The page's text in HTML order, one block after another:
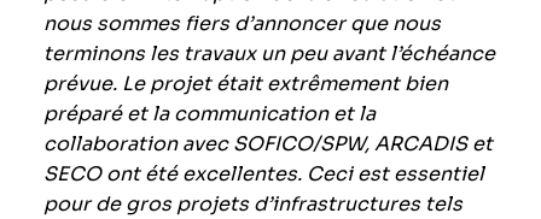
nous sommes fiers d’annoncer que nous
terminons les travaux un peu avant l’échéance
prévue. Le projet était extrêmement bien
préparé et la communication et la
collaboration avec SOFICO/SPW, ARCADIS et
SECO ont été excellentes. Ceci est essentiel
pour de gros projets d’infrastructures tels